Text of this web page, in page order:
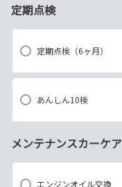
定期点検
定期点検（6ヶ月）
あんしん10検
メンテナンスカーケア
エンジンオイル交換